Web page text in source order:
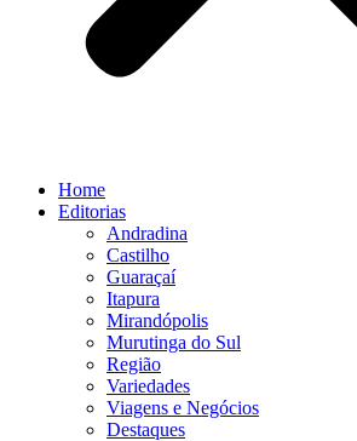
Home
Editorias
Andradina
Castilho
Guaraçaí
Itapura
Mirandópolis
Murutinga do Sul
Região
Variedades
Viagens e Negócios
Destaques